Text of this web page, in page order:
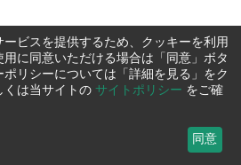
ビスを提供するため、クッキーを利用
に同意いただける場合は「同意」ボタ
リシーについては「詳細を見る」をク
くは当サイトの サイトポリシー をご確
同意